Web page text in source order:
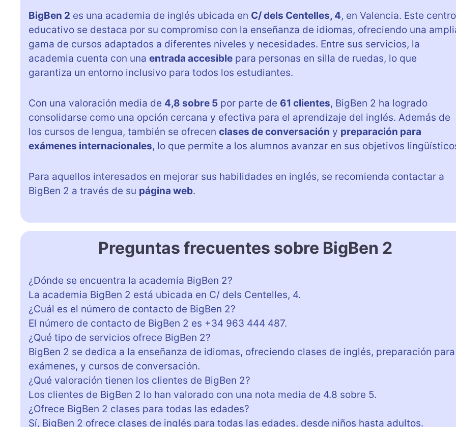
BigBen 2 es una academia de inglés ubicada en C/ dels Centelles, 4, en Valencia. Este centro
educativo se destaca por su compromiso con la enseñanza de idiomas, ofreciendo una
gama de cursos adaptados a diferentes niveles y necesidades. Entre sus servicios, la
academia cuenta con una entrada accesible para personas en silla de ruedas, lo que
garantiza un entorno inclusivo para todos los estudiantes.
Con una valoración media de 4,8 sobre 5 por parte de 61 clientes, BigBen 2 ha logrado
consolidarse como una opción cercana y efectiva para el aprendizaje del inglés. Además de
los cursos de lengua, también se ofrecen clases de conversación y preparación para
exámenes internacionales, lo que permite a los alumnos avanzar en sus objetivos
Para aquellos interesados en mejorar sus habilidades en inglés, se recomienda contactar a
BigBen 2 a través de su página web.
Preguntas frecuentes sobre BigBen 2
¿Dónde se encuentra la academia BigBen 2?
La academia BigBen 2 está ubicada en C/ dels Centelles, 4.
¿Cuál es el número de contacto de BigBen 2?
El número de contacto de BigBen 2 es +34 963 444 487.
¿Qué tipo de servicios ofrece BigBen 2?
BigBen 2 se dedica a la enseñanza de idiomas, ofreciendo clases de inglés, preparación para
exámenes, y cursos de conversación.
¿Qué valoración tienen los clientes de BigBen 2?
Los clientes de BigBen 2 lo han valorado con una nota media de 4.8 sobre 5.
¿Ofrece BigBen 2 clases para todas las edades?
Sí, BigBen 2 ofrece clases de inglés para todas las edades, desde niños hasta adultos.